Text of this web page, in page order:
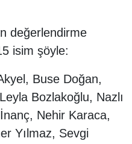
değerlendirme
isim şöyle:
Buse Doğan,
Bozlakoğlu, Nazlı
Nehir Karaca,
Yılmaz, Sevgi